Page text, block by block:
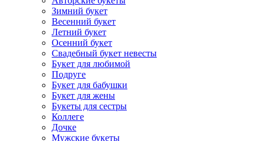
Зимний букет
Весенний букет
Летний букет
Осенний букет
Свадебный букет невесты
Букет для любимой
Подруге
Букет для бабушки
Букет для жены
Букеты для сестры
Коллеге
Дочке
Мужские букеты